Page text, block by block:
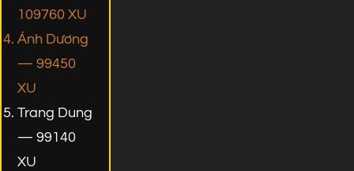
109760 XU
Ánh Dương
— 99450
XU
Trang Dung
— 99140
XU